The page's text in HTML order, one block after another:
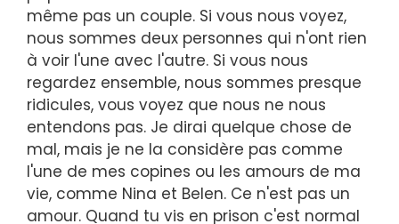
même pas un couple. Si vous nous voyez,
nous sommes deux personnes qui n'ont rien
à voir l'une avec l'autre. Si vous nous
regardez ensemble, nous sommes presque
ridicules, vous voyez que nous ne nous
entendons pas. Je dirai quelque chose de
mal, mais je ne la considère pas comme
l'une de mes copines ou les amours de ma
vie, comme Nina et Belen. Ce n'est pas un
amour. Quand tu vis en prison c'est normal